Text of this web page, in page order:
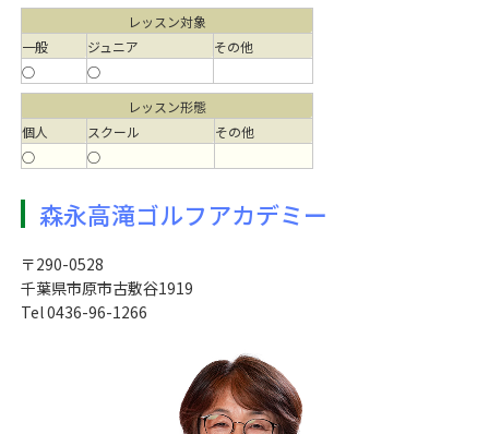
レッスン対象
一般
ジュニア
その他
○
○
レッスン形態
個人
スクール
その他
○
○
森永高滝ゴルフアカデミー
〒290-0528
千葉県市原市古敷谷1919
Tel 0436-96-1266